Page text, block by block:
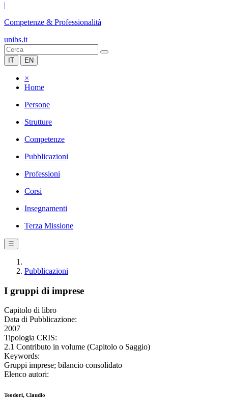
|
Competenze & Professionalità
unibs.it
IT EN
×
Home
Persone
Strutture
Competenze
Pubblicazioni
Professioni
Corsi
Insegnamenti
Terza Missione
☰
Pubblicazioni
I gruppi di imprese
Capitolo di libro
Data di Pubblicazione:
2007
Tipologia CRIS:
2.1 Contributo in volume (Capitolo o Saggio)
Keywords:
Gruppi imprese; bilancio consolidato
Elenco autori:
Teodori, Claudio